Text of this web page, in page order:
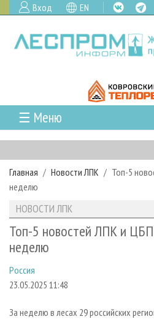
Вход EN
☰ Меню
ГЛАВНАЯ
РУБРИКИ И ТЕМЫ
РУБРИКИ ЖУРНАЛА
ЛЕСОЗАГОТОВКА
ЛЕСОПИЛЕНИЕ
СУШКА ДРЕВЕСИНЫ
НОВОСТИ
НОВОСТИ ЛПК
НОВОСТИ ЖУРНАЛА
ПРОЕКТЫ ЛПИ
АНАЛИТИКА
ПРЕДПРИЯТИЯ ЛПК
ПЕРСОНЫ
АРХИВ
АРХИВ ЖУРНАЛОВ
О ЖУРНАЛЕ
КОНТАКТЫ
РЕКЛАМОДАТЕЛЯМ
РЕКЛАМА
Главная Новости ЛПК
Топ-5
неделю
НОВОСТИ ЛПК
Топ-5 новостей ЛПК и
неделю
Россия
23.05.2025 11:48
За неделю в лесах 29 российских